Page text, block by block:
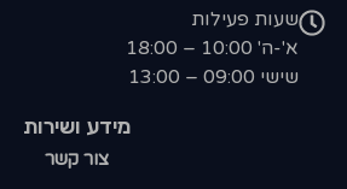
מידע ושירות
צור קשר
שעות פעילות
א'-ה' 10:00 – 18:00
שישי 09:00 – 13:00